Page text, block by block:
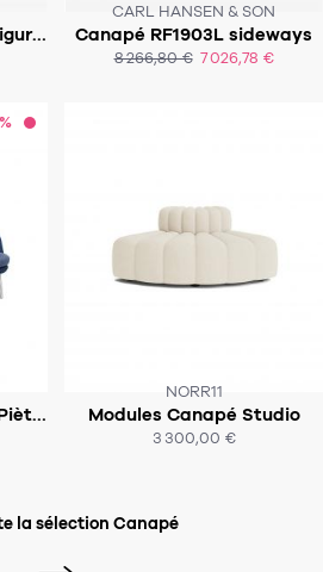
Canapé Develius - Configuration B
CARL HANSEN & SON
Canapé RF1903L sideways
8 266,80 € 7 026,78 €
SOUS 12 - 14 SEMAINES !
Canapé Ro - 2 places - Piètement métal
NORR11
Modules Canapé Studio
3 300,00 €
SOUS 6 - 8 SEMAINES
ACHAT EXPRESS
la sélection Canapé